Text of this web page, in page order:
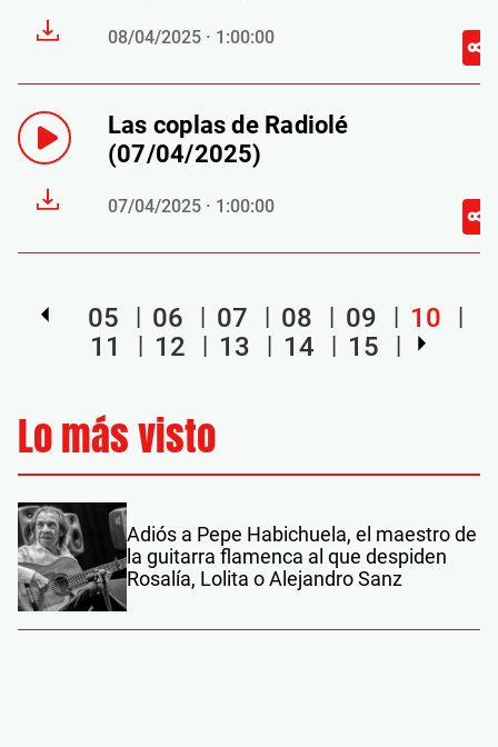
08/04/2025 · 1:00:00
Las coplas de Radiolé
(07/04/2025)
07/04/2025 · 1:00:00
05 06 07 08 09
10
11
12 13 14 15
Lo más visto
Adiós a Pepe Habichuela, el maestro de
la guitarra flamenca al que despiden
Rosalía, Lolita o Alejandro Sanz